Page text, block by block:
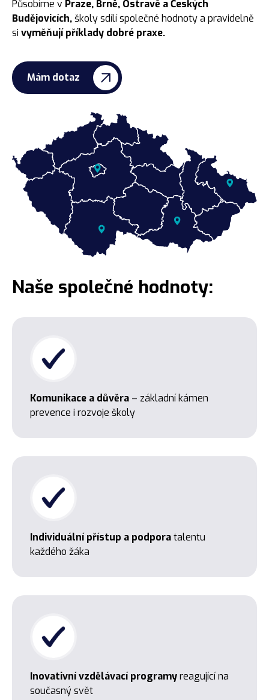
Působíme v Praze, Brně, Ostravě a Českých
Budějovicích,školy sdílí společné hodnoty a pravidelně
si vyměňují příklady dobré praxe.
Mám dotaz
Naše společné hodnoty:
Komunikace a důvěra – základní kámen
prevence i rozvoje školy
Individuální přístup a podporatalentu
každého žáka
Inovativní vzdělávací programyreagující na
současný svět